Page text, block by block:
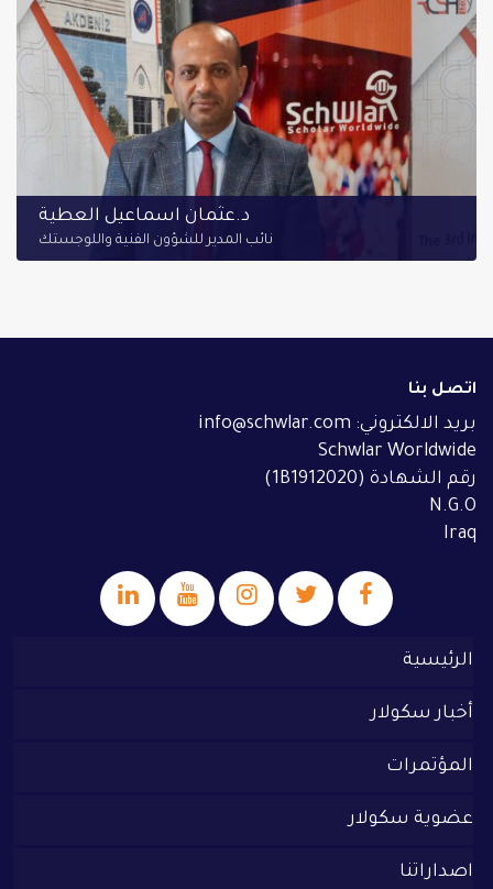
د.عثمان اسماعيل العطية
نائب المدير للشؤون الفنية واللوجستك
اتصل بنا
بريد الالكتروني: info@schwlar.com
Schwlar Worldwide
رقم الشهادة (1B1912020)
N.G.O
Iraq
الرئيسية
أخبار سكولار
المؤتمرات
عضوية سكولار
اصداراتنا